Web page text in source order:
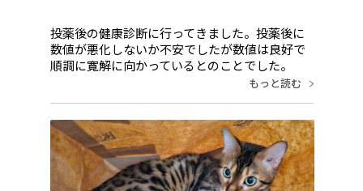
投薬後の健康診断に行ってきました。投薬後に
数値が悪化しないか不安でしたが数値は良好で
順調に寛解に向かっているとのことでした。
もっと読む